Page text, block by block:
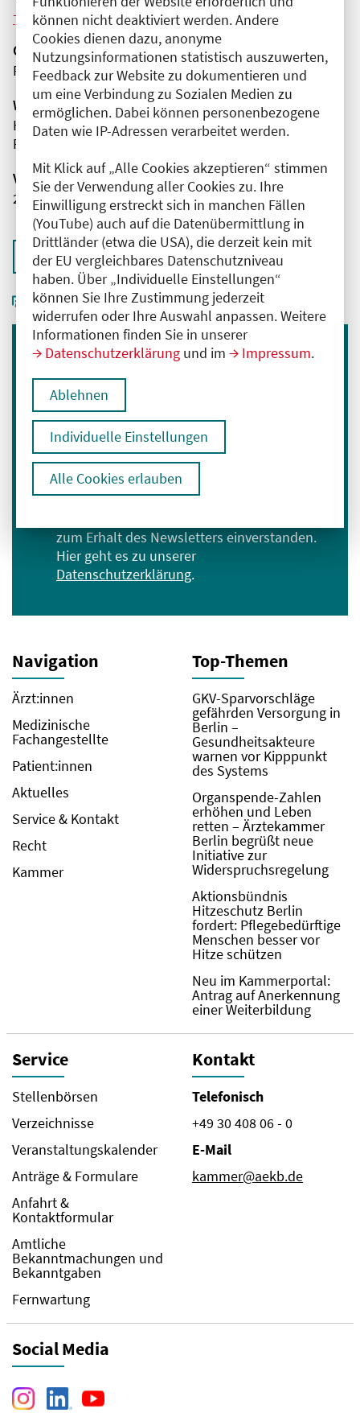
können nicht deaktiviert werden. Andere
Cookies dienen dazu, anonyme
Nutzungsinformationen statistisch auszuwerten,
Feedback zur Website zu dokumentieren und
um eine Verbindung zu Sozialen Medien zu
ermöglichen. Dabei können personenbezogene
Daten wie IP-Adressen verarbeitet werden.
Mit Klick auf „Alle Cookies akzeptieren“ stimmen
Sie der Verwendung aller Cookies zu. Ihre
Einwilligung erstreckt sich in manchen Fällen
(YouTube) auch auf die Datenübermittlung in
Drittländer (etwa die USA), die derzeit kein mit
der EU vergleichbares Datenschutzniveau
haben. Über „Individuelle Einstellungen“
können Sie Ihre Zustimmung jederzeit
widerrufen oder Ihre Auswahl anpassen. Weitere
Informationen finden Sie in unserer
Datenschutzerklärung und im Impressum.
Ablehnen
Individuelle Einstellungen
Alle Cookies erlauben
Weitere Veranstaltungen dieser Reihe (9)
Organisator(en)
Park-Klinik Weißensee
Wissenschaftliche Leitung
Herr Dr. med. Jan Gensch
Park-Klinik Weißensee
Veranstaltungsnummer
2761102026030800095
Zurück zur Übersicht
Immer informiert bleiben
Melden Sie sich für unseren Newsletter an:
E-Mail-Adresse eingeben
zum Erhalt des Newsletters einverstanden.
Hier geht es zu unserer
Datenschutzerklärung.
Anmelden
Navigation
Ärzt:innen
Medizinische
Fachangestellte
Patient:innen
Aktuelles
Service & Kontakt
Recht
Kammer
Top-Themen
GKV-Sparvorschläge
gefährden Versorgung in
Berlin –
Gesundheitsakteure
warnen vor Kipppunkt
des Systems
Organspende-Zahlen
erhöhen und Leben
retten – Ärztekammer
Berlin begrüßt neue
Initiative zur
Widerspruchsregelung
Aktionsbündnis
Hitzeschutz Berlin
fordert: Pflegebedürftige
Menschen besser vor
Hitze schützen
Neu im Kammerportal:
Antrag auf Anerkennung
einer Weiterbildung
Service
Stellenbörsen
Verzeichnisse
Veranstaltungskalender
Anträge & Formulare
Anfahrt &
Kontaktformular
Amtliche
Bekanntmachungen und
Bekanntgaben
Fernwartung
Kontakt
Telefonisch
+49 30 408 06 - 0
E-Mail
kammer@aekb.de
Social Media